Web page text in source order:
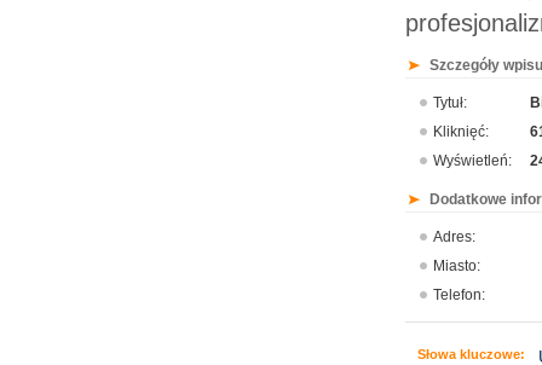
Szczegóły
Tytuł:
Kliknięć:
Wyświetleń:
Dodatkowe
Adres:
Miasto:
Telefon:
Słowa kluczowe: